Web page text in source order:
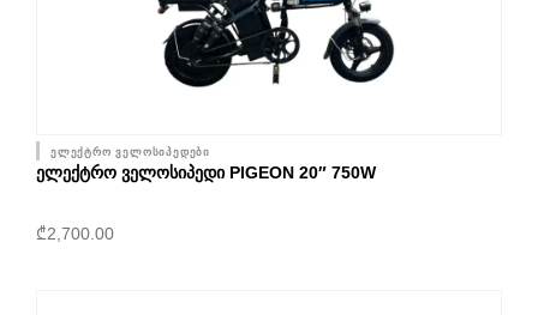
ელექტრო ველოსიპედები
ᲔᲚᲔᲥᲢᲠᲝ ᲕᲔᲚᲝᲡᲘᲞᲔᲓᲘ PIGEON 20″ 750W
₾2,700.00